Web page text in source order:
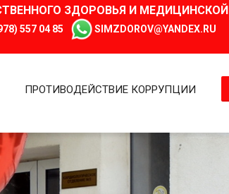
ЗДОРОВЬЯ И
557 04 85 SIMZDOROV@YANDEX.RU
ПРОТИВОДЕЙСТВИЕ КОРРУПЦИИ